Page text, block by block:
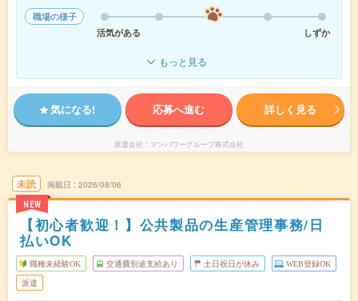
職場の様子
活気がある
しずか
もっと見る
気になる! 応募へ進む 詳しく見る
派遣会社 マンパワーグループ株式会社
未読
NEW
掲載日 2026/08/06
【初心者歓迎！】公共製品の生産管理事務/日
払いOK
職種未経験OK 交通費別途支給あり 土日祝日が休み WEB登録OK
派遣